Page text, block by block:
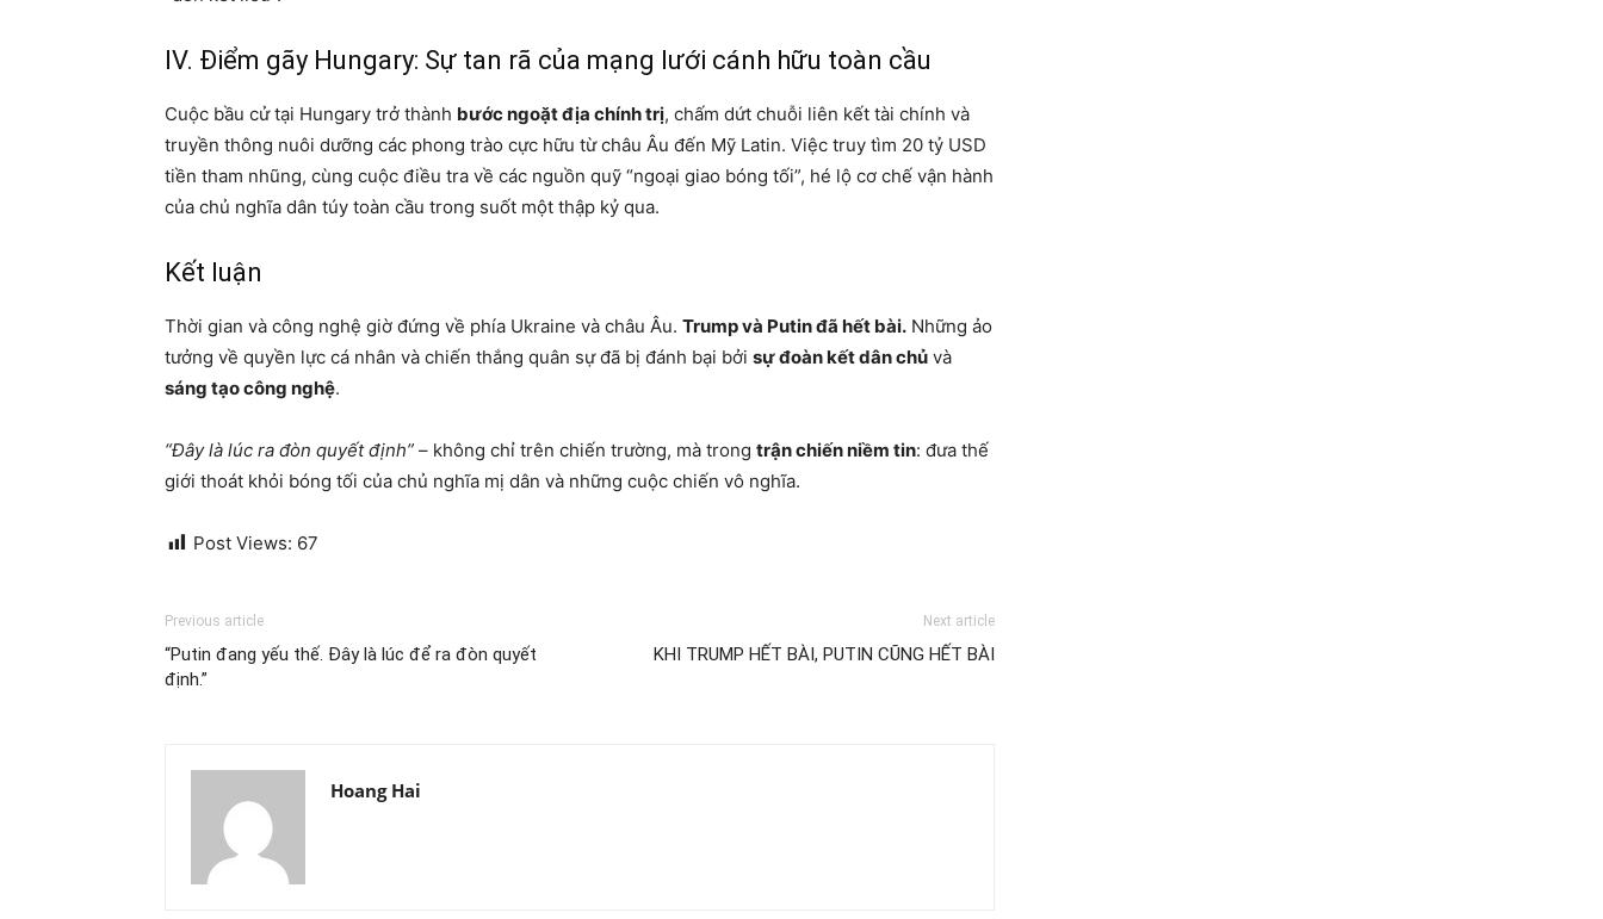
IV. Điểm gãy Hungary: Sự tan rã của mạng lưới cánh hữu toàn cầu
Cuộc bầu cử tại Hungary trở thành bước ngoặt địa chính trị, chấm dứt chuỗi liên kết tài chính và
truyền thông nuôi dưỡng các phong trào cực hữu từ châu Âu đến Mỹ Latin. Việc truy tìm 20 tỷ USD
tiền tham nhũng, cùng cuộc điều tra về các nguồn quỹ “ngoại giao bóng tối”, hé lộ cơ chế vận hành
của chủ nghĩa dân túy toàn cầu trong suốt một thập kỷ qua.
Kết luận
Thời gian và công nghệ giờ đứng về phía Ukraine và châu Âu. Trump và Putin đã hết bài. Những ảo
tưởng về quyền lực cá nhân và chiến thắng quân sự đã bị đánh bại bởi sự đoàn kết dân chủ và
sáng tạo công nghệ.
“Đây là lúc ra đòn quyết định” – không chỉ trên chiến trường, mà trong trận chiến niềm tin: đưa thế
giới thoát khỏi bóng tối của chủ nghĩa mị dân và những cuộc chiến vô nghĩa.
Post Views: 67
Previous article
“Putin đang yếu thế. Đây là lúc để ra đòn quyết
định.”
Next article
KHI TRUMP HẾT BÀI, PUTIN CŨNG HẾT BÀI
Hoang Hai